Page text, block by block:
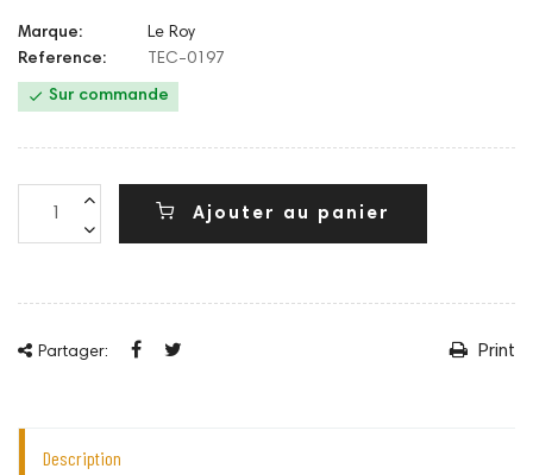
Marque:
Le Roy
Reference:
TEC-0197
 Sur commande
Ajouter au panier
Partager: Print
Description